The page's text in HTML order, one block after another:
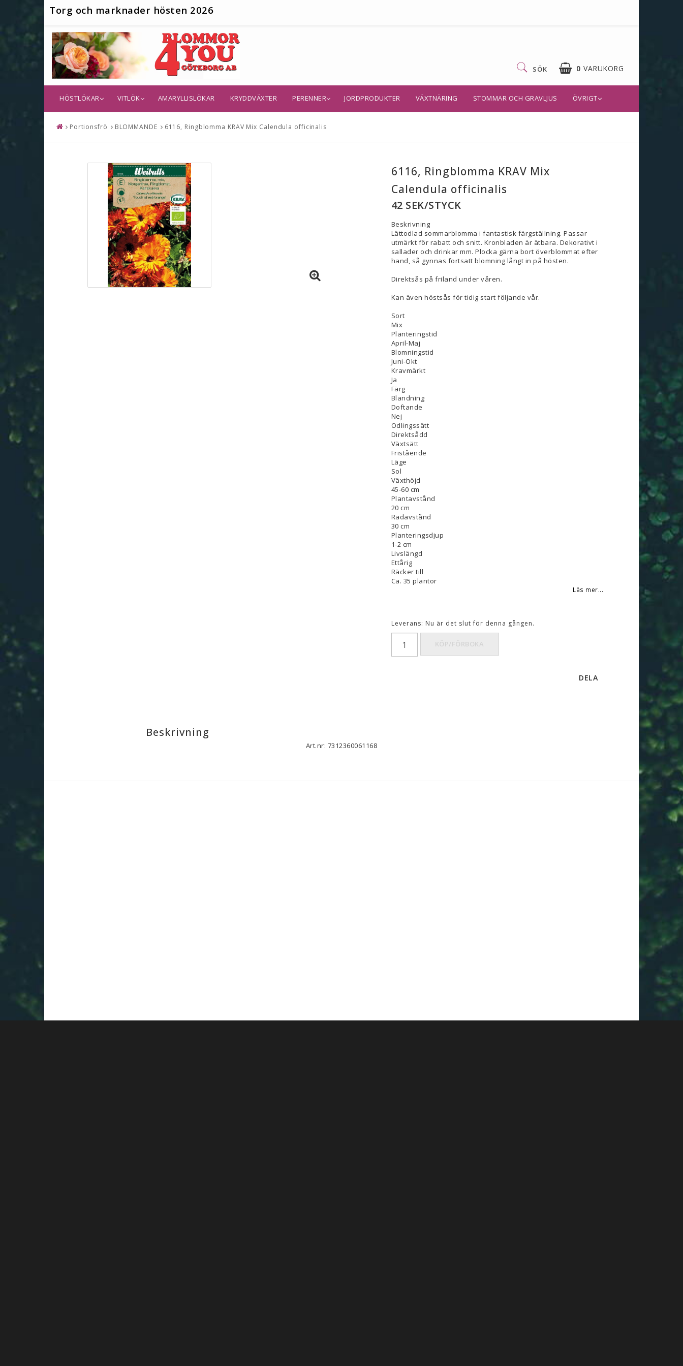
Torg och marknader hösten 2026
0 VARUKORG
SÖK
HÖSTLÖKAR VITLÖK AMARYLLISLÖKAR KRYDDVÄXTER PERENNER JORDPRODUKTER VÄXTNÄRING STOMMAR OCH GRAVLJUS ÖVRIGT
Portionsfrö BLOMMANDE 6116, Ringblomma KRAV Mix Calendula officinalis
6116, Ringblomma KRAV Mix
Calendula officinalis
42 SEK/STYCK
Beskrivning
Lättodlad sommarblomma i fantastisk färgställning. Passar
utmärkt för rabatt och snitt. Kronbladen är ätbara. Dekorativt i
sallader och drinkar mm. Plocka gärna bort överblommat efter
hand, så gynnas fortsatt blomning långt in på hösten.
Direktsås på friland under våren.
Kan även höstsås för tidig start följande vår.
Sort
Mix
Planteringstid
April-Maj
Blomningstid
Juni-Okt
Kravmärkt
Ja
Färg
Blandning
Doftande
Nej
Odlingssätt
Direktsådd
Växtsätt
Fristående
Läge
Sol
Växthöjd
45-60 cm
Plantavstånd
20 cm
Radavstånd
30 cm
Planteringsdjup
1-2 cm
Livslängd
Ettårig
Räcker till
Ca. 35 plantor
Läs mer...
Leverans: Nu är det slut för denna gången.
KÖP/FÖRBOKA
DELA
Beskrivning
Art.nr: 7312360061168